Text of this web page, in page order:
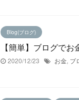
Blog(ブログ)
【簡単】ブログでお
2020/12/23 お金, ブ